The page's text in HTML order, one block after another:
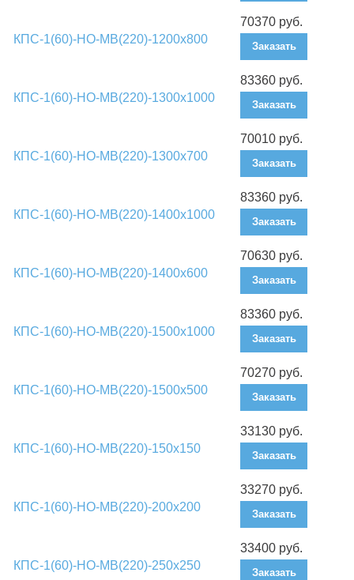
КПС-1(60)-НО-МВ(220)-1200х800
70370 руб.
Заказать
КПС-1(60)-НО-МВ(220)-1300х1000
83360 руб.
Заказать
КПС-1(60)-НО-МВ(220)-1300х700
70010 руб.
Заказать
КПС-1(60)-НО-МВ(220)-1400х1000
83360 руб.
Заказать
КПС-1(60)-НО-МВ(220)-1400х600
70630 руб.
Заказать
КПС-1(60)-НО-МВ(220)-1500х1000
83360 руб.
Заказать
КПС-1(60)-НО-МВ(220)-1500х500
70270 руб.
Заказать
КПС-1(60)-НО-МВ(220)-150х150
33130 руб.
Заказать
КПС-1(60)-НО-МВ(220)-200х200
33270 руб.
Заказать
КПС-1(60)-НО-МВ(220)-250х250
33400 руб.
Заказать